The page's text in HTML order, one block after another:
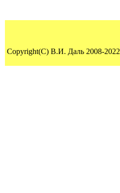
Copyright(C) В.И. Даль 2008-2022